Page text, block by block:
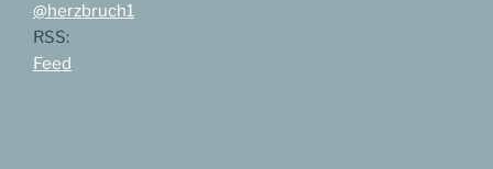
@herzbruch1
RSS:
Feed